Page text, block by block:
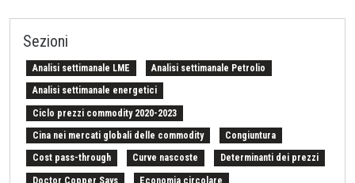
Sezioni
Analisi settimanale LME Analisi settimanale Petrolio
Analisi settimanale energetici
Ciclo prezzi commodity 2020-2023
Cina nei mercati globali delle commodity Congiuntura
Cost pass-through Curve nascoste Determinanti dei prezzi
Doctor Copper Says Economia circolare